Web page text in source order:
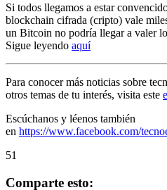
Si todos llegamos a estar
blockchain cifrada (cripto) vale
un Bitcoin no podría llegar a valer
Sigue leyendo aquí
Para conocer más noticias sobre
otros temas de tu interés, visita este
Escúchanos y léenos también
en https://www.facebook.com/
51
Comparte esto: